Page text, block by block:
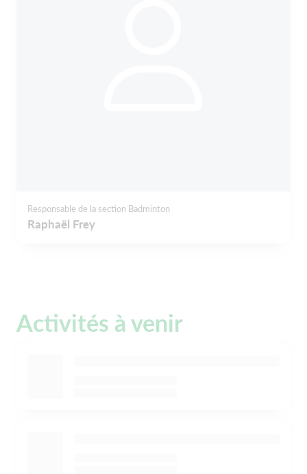
Responsable de la section Badminton
Raphaël Frey
Activités à venir